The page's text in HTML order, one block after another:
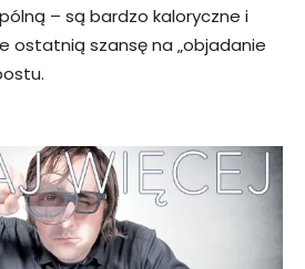
– są bardzo kaloryczne i
ostatnią szansę na „objadanie